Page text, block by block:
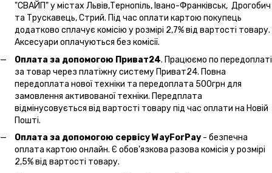
"СВАЙП" у містах Львів,Тернопіль, Івано-Франківськ, Дрогобич
та Трускавець, Стрий. Під час оплати картою покупець
додатково сплачує комісію у розмірі 2,7% від вартості товару.
Аксесуари оплачуються без комісії.
Оплата за допомогою Приват24. Працюємо по передоплаті
за товар через платіжну систему Приват24. Повна
передоплата нової техніки та передоплата 500грн для
замовлення активованої техніки. Передплата
відмінусовується від вартості товару під час оплати на Новій
Пошті.
Оплата за допомогою сервісу WayForPay - безпечна
оплата картою онлайн. Є обов'язкова разова комісія у розмірі
2,5% від вартості товару.